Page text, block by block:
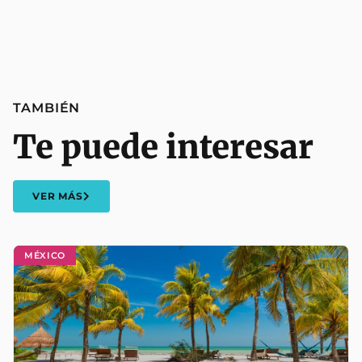
MÉXICO
TAMBIÉN
Te puede interesar
VER MÁS